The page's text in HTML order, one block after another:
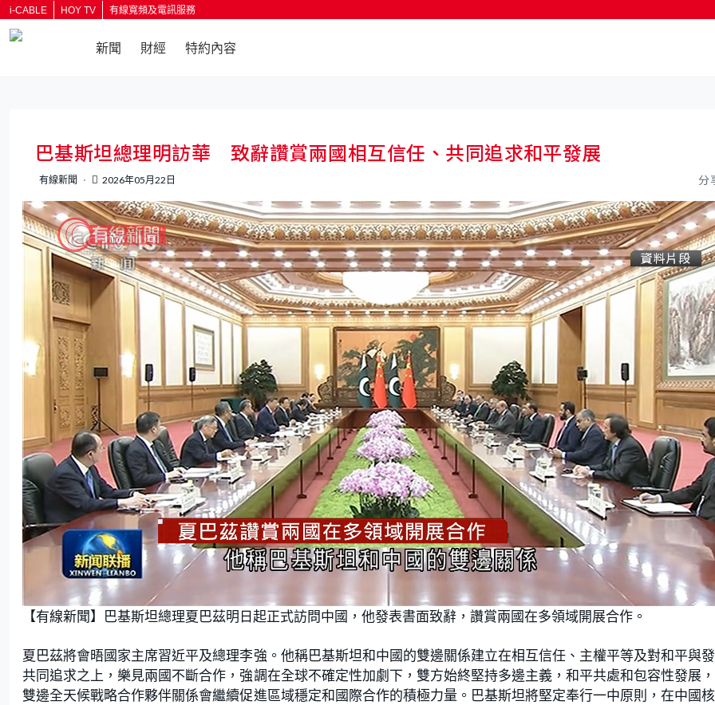
i-CABLE HOY TV 有線寬頻及電訊服務
新聞 財經 特約內容
巴基斯坦總理明訪華 致辭讚賞兩國相互信任、共同追求和平發展
有線新聞 2026年05月22日 分
U
n
m
u
a
d
5
2
9
4
%
【有線新聞】巴基斯坦總理夏巴茲明日起正式訪問中國，他發表書面致辭，讚賞兩國在多領域開展合作。
夏巴茲將會晤國家主席習近平及總理李強。他稱巴基斯坦和中國的雙邊關係建立在相互信任、主權平等及對和平與
共同追求之上，樂見兩國不斷合作，強調在全球不確定性加劇下，雙方始終堅持多邊主義，和平共處和包容性發展
雙邊全天候戰略合作夥伴關係會繼續促進區域穩定和國際合作的積極力量。巴基斯坦將堅定奉行一中原則，在中國